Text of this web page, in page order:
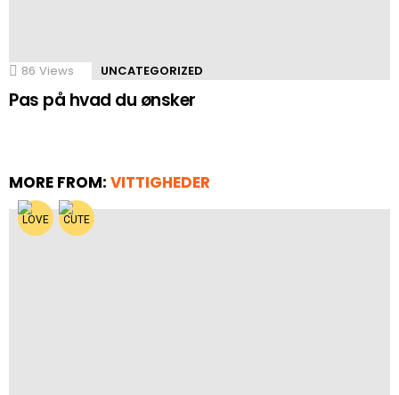
86 Views UNCATEGORIZED
Pas på hvad du ønsker
MORE FROM: VITTIGHEDER